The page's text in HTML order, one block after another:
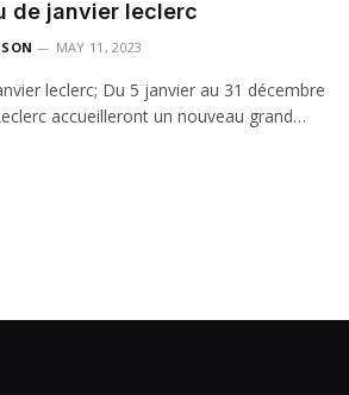
de janvier leclerc
MAY 11, 2023
leclerc; Du 5 janvier au 31 décembre
accueilleront un nouveau grand…